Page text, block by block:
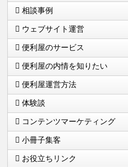
相談事例
ウェブサイト運営
便利屋のサービス
便利屋の内情を知りたい
便利屋運営方法
体験談
コンテンツマーケティング
小冊子集客
お役立ちリンク